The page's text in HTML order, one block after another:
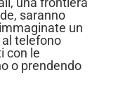
saranno
un
telefono
con le
o prendendo